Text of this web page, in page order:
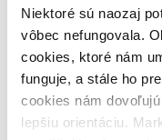
Niektoré sú naozaj
vôbec nefungovala.
cookies, ktoré nám
funguje, a stále ho
cookies nám
lepšiu orientáciu.